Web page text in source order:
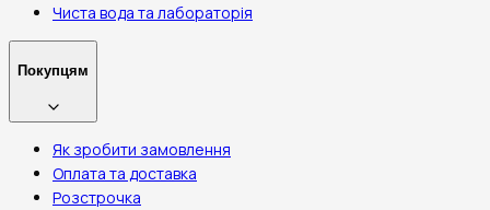
Чиста вода та лабораторія
Покупцям
Як зробити замовлення
Оплата та доставка
Розстрочка